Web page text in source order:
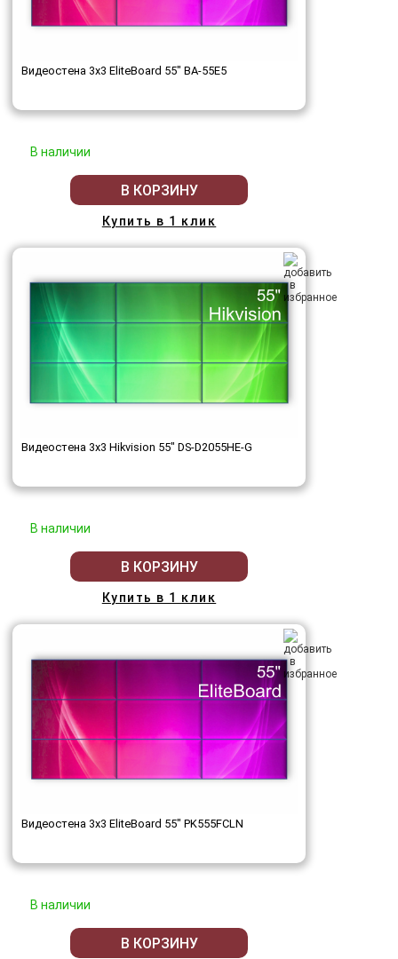
Видеостена 3x3 EliteBoard 55" BA-55E5
В наличии
В КОРЗИНУ
Купить в 1 клик
Видеостена 3x3 Hikvision 55" DS-D2055HE-G
В наличии
В КОРЗИНУ
Купить в 1 клик
Видеостена 3x3 EliteBoard 55" PK555FCLN
В наличии
В КОРЗИНУ